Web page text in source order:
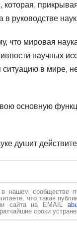
руководстве
что мировая
научных
в мире,
основную
душит
в нашем сообществе
что такая
сайта на EMAIL
сроки